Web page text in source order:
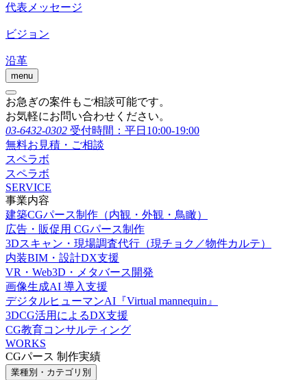
代表メッセージ
ビジョン
沿革
menu
お急ぎの案件もご相談可能です。
お気軽にお問い合わせください。
03-6432-0302 受付時間：平日10:00-19:00
無料お見積・ご相談
スペラボ
スペラボ
SERVICE
事業内容
建築CGパース制作（内観・外観・鳥瞰）
広告・販促用 CGパース制作
3Dスキャン・現場調査代行（現チョク／物件カルテ）
内装BIM・設計DX支援
VR・Web3D・メタバース開発
画像生成AI 導入支援
デジタルヒューマンAI『Virtual mannequin』
3DCG活用によるDX支援
CG教育コンサルティング
WORKS
CGパース 制作実績
業種別・カテゴリ別